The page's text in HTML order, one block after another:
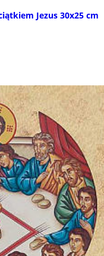
Jezus 30x25 cm